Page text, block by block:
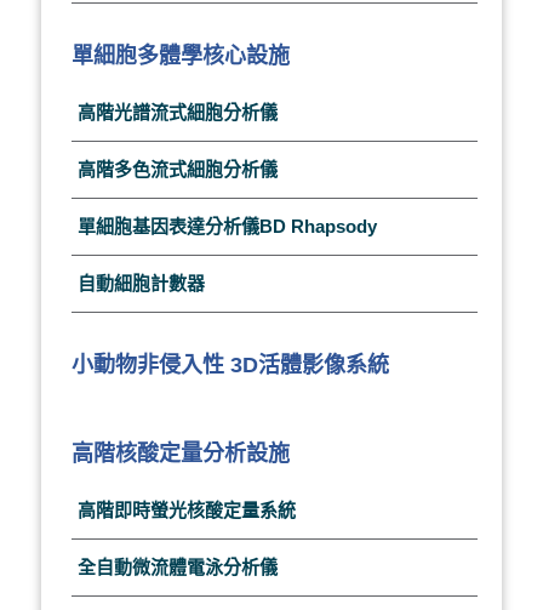
單細胞多體學核心設施
高階光譜流式細胞分析儀
高階多色流式細胞分析儀
單細胞基因表達分析儀BD Rhapsody
自動細胞計數器
小動物非侵入性 3D活體影像系統
高階核酸定量分析設施
高階即時螢光核酸定量系統
全自動微流體電泳分析儀